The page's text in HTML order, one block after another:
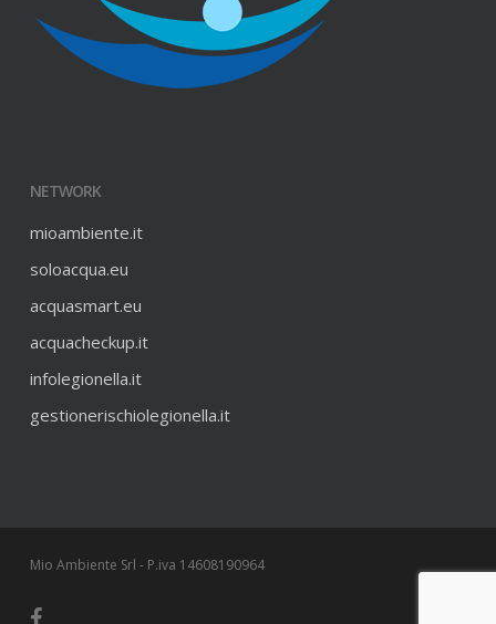
NETWORK
mioambiente.it
soloacqua.eu
acquasmart.eu
acquacheckup.it
infolegionella.it
gestionerischiolegionella.it
Mio Ambiente Srl - P.iva 14608190964
facebook